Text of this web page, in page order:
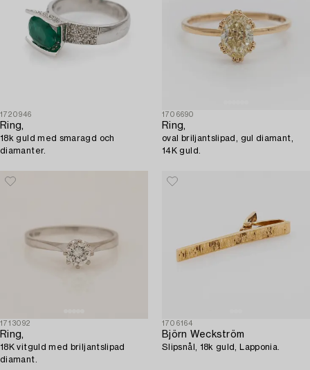
1720946
Ring,
18k guld med smaragd och
diamanter.
1706690
Ring,
oval briljantslipad, gul diamant,
14K guld.
1713092
Ring,
18K vitguld med briljantslipad
diamant.
1706164
Björn Weckström
Slipsnål, 18k guld, Lapponia.